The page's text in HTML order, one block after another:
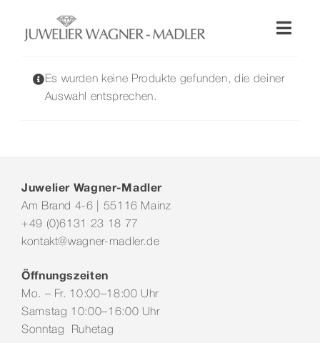
springen
Wellendorff
Service & Leistungen
Es wurden keine Produkte gefunden, die deiner
Auswahl entsprechen.
Juwelier Wagner-Madler
Am Brand 4-6 | 55116 Mainz
+49 (0)6131 23 18 77
kontakt@wagner-madler.de
Öffnungszeiten
Mo. – Fr. 10:00–18:00 Uhr
Samstag 10:00–16:00 Uhr
Sonntag Ruhetag